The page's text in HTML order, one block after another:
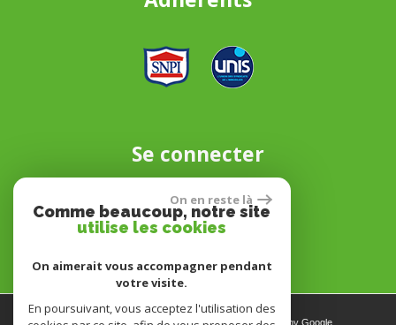
Se connecter
Espace propriétaire
© 2026 | Tous droits réservés | Traduction powered by Google
On en reste là
Comme beaucoup, notre site
utilise les cookies
On aimerait vous accompagner pendant
votre visite.
En poursuivant, vous acceptez l'utilisation des